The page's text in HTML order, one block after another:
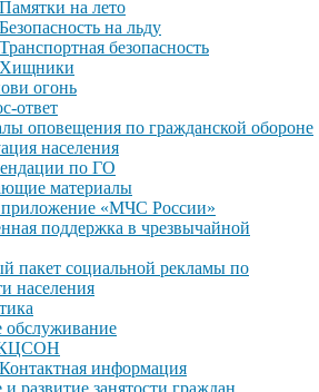
Памятки на лето
Безопасность на льду
Транспортная безопасность
Хищники
огонь
ответ
оповещения по гражданской обороне
населения
по ГО
материалы
«МЧС России»
поддержка в чрезвычайной
пакет социальной рекламы по
населения
обслуживание
Контактная информация
развитие занятости граждан